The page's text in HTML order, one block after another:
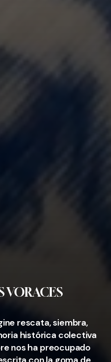
VORACES
rescata, siembra,
histórica colectiva
nos ha preocupado